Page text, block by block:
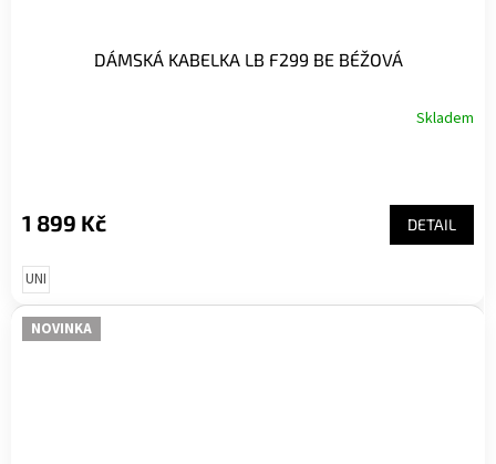
DÁMSKÁ KABELKA LB F299 BE BÉŽOVÁ
Skladem
1 899 Kč DETAIL
UNI
NOVINKA